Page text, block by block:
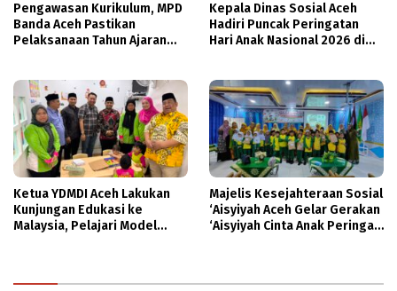
Pengawasan Kurikulum, MPD
Banda Aceh Pastikan
Pelaksanaan Tahun Ajaran
Kepala Dinas Sosial Aceh
Hadiri Puncak Peringatan
Hari Anak Nasional 2026 di
Ketua YDMDI Aceh Lakukan
Kunjungan Edukasi ke
Malaysia, Pelajari Model
Majelis Kesejahteraan Sosial
‘Aisyiyah Aceh Gelar Gerakan
‘Aisyiyah Cinta Anak Peringati